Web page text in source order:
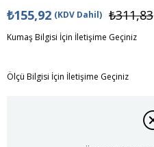
₺311,83
₺155,92 (KDV Dahil)
Kumaş Bilgisi İçin İletişime Geçiniz
Ölçü Bilgisi İçin İletişime Geçiniz